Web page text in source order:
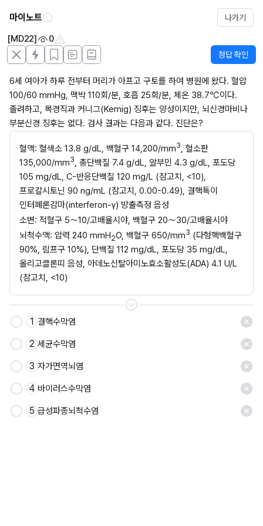
마이노트 나가기
[MD22] 0
정답 확인
6세 여아가 하루 전부터 머리가 아프고 구토를 하여 병원에 왔다. 혈압
100/60 mmHg, 맥박 110회/분, 호흡 25회/분, 체온 38.7℃이다.
졸려하고, 목경직과 커니그(Kernig) 징후는 양성이지만, 뇌신경마비나
부분신경 징후는 없다. 검사 결과는 다음과 같다. 진단은?
혈액: 혈색소 13.8 g/dL, 백혈구 14,200/mm3, 혈소판
135,000/mm3, 총단백질 7.4 g/dL, 알부민 4.3 g/dL, 포도당
105 mg/dL, C-반응단백질 120 mg/L (참고치, <10),
프로칼시토닌 90 ng/mL (참고치, 0.00-0.49), 결핵특이
인터페론감마(interferon-γ) 방출측정 음성
소변: 적혈구 5～10/고배율시야, 백혈구 20～30/고배율시야
뇌척수액: 압력 240 mmH2O, 백혈구 650/mm3 (다형핵백혈구
90%, 림프구 10%), 단백질 112 mg/dL, 포도당 35 mg/dL,
올리고클론띠 음성, 아데노신탈아미노효소활성도(ADA) 4.1 U/L
(참고치, <10)
1 결핵수막염
2 세균수막염
3 자가면역뇌염
4 바이러스수막염
5 급성파종뇌척수염